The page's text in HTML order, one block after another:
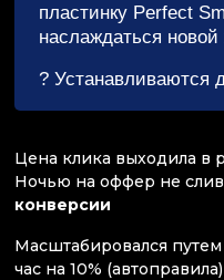
пластинку Perfect
наслаждаться
? Устанавливаются
Цена клика выходила в
Ночью на оффер не
конверсии
Масштабировался
час на 10% (автоправила)